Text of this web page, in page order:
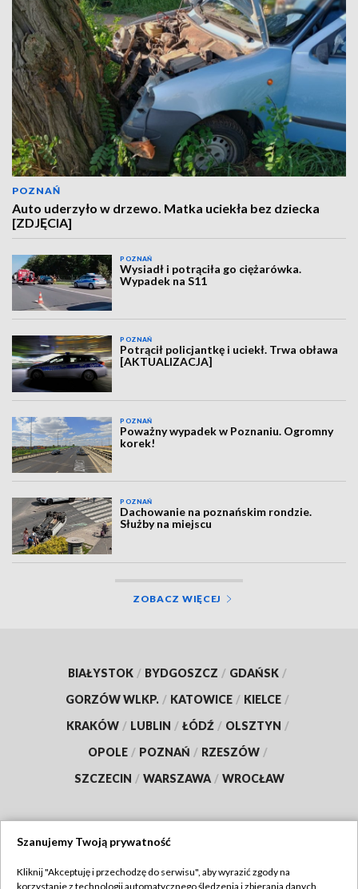
POZNAŃ
Auto uderzyło w drzewo. Matka uciekła bez dziecka
[ZDJĘCIA]
POZNAŃ
Wysiadł i potrąciła go ciężarówka.
Wypadek na S11
POZNAŃ
Potrącił policjantkę i uciekł. Trwa obława
[AKTUALIZACJA]
POZNAŃ
Poważny wypadek w Poznaniu. Ogromny
korek!
POZNAŃ
Dachowanie na poznańskim rondzie.
Służby na miejscu
ZOBACZ WIĘCEJ
BIAŁYSTOK / BYDGOSZCZ / GDAŃSK /
GORZÓW WLKP. / KATOWICE / KIELCE /
KRAKÓW / LUBLIN / ŁÓDŹ / OLSZTYN /
OPOLE / POZNAŃ / RZESZÓW /
SZCZECIN / WARSZAWA / WROCŁAW
Szanujemy Twoją prywatność
Kliknij "Akceptuję i przechodzę do serwisu", aby wyrazić zgody na
korzystanie z technologii automatycznego śledzenia i zbierania danych,